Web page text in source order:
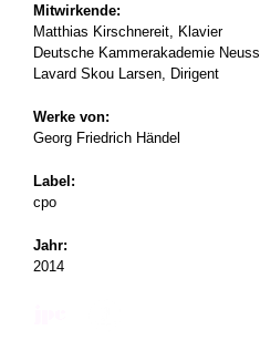
Mitwirkende:
Matthias Kirschnereit, Klavier
Deutsche Kammerakademie Neuss
Lavard Skou Larsen, Dirigent
Werke von:
Georg Friedrich Händel
Label:
cpo
Jahr:
2014